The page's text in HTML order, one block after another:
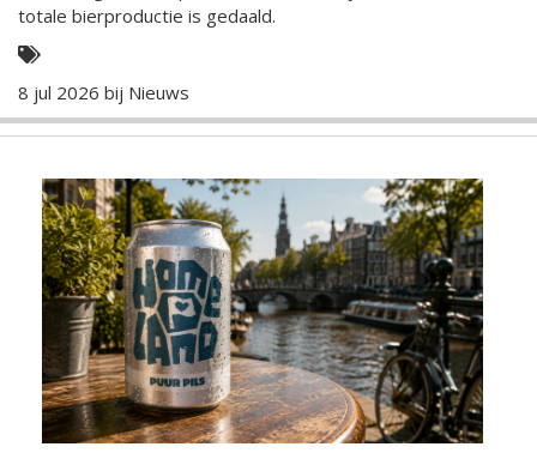
totale bierproductie is gedaald.
8 jul 2026 bij Nieuws